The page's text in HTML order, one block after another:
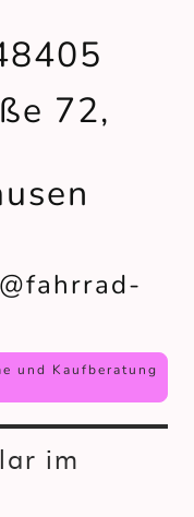
72,
und Kaufberatung
im